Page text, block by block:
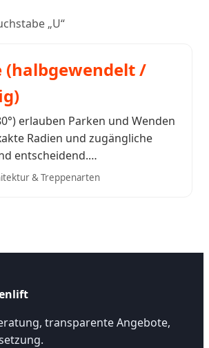
„U“
(halbgewendelt /
erlauben Parken und Wenden
Radien und zugängliche
entscheidend.…
& Treppenarten
transparente Angebote,